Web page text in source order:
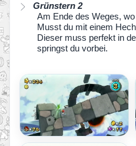
Grünstern 2
Am Ende des Weges,
Musst du mit einem
Dieser muss perfekt in
springst du vorbei.